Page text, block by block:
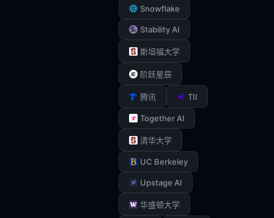
Snowflake
Stability AI
斯坦福大学
阶跃星辰
腾讯 TII
Together AI
清华大学
UC Berkeley
Upstage AI
华盛顿大学